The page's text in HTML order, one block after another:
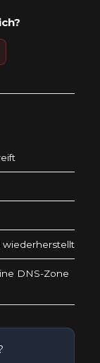
wiederherstellt
DNS-Zone